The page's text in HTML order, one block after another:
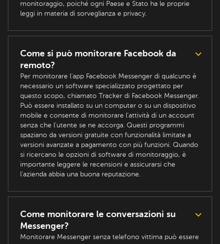
monitoraggio, poiché ogni Paese e Stato ha le proprie
leggi in materia di sorveglianza e privacy.
Come si può monitorare Facebook da
remoto?
Per monitorare l'app Facebook Messenger di qualcuno è
necessario un software specializzato progettato per
questo scopo, chiamato Tracker di Facebook Messenger.
Può essere installato su un computer o su un dispositivo
mobile e consente di monitorare l'attività di un account
senza che l'utente se ne accorga. Questi programmi
spaziano da versioni gratuite con funzionalità limitate a
versioni avanzate a pagamento con più funzioni. Quando
si ricercano le opzioni di software di monitoraggio, è
importante leggere le recensioni e assicurarsi che
l'azienda abbia una buona reputazione.
Come monitorare le conversazioni su
Messenger?
Monitorare Messenger senza telefono vittima può essere